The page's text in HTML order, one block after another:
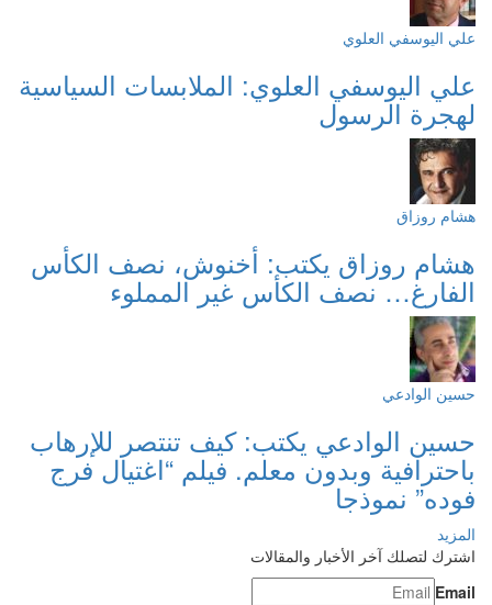
علي اليوسفي العلوي
علي اليوسفي العلوي: الملابسات السياسية
لهجرة الرسول
هشام روزاق
هشام روزاق يكتب: أخنوش، نصف الكأس
الفارغ… نصف الكأس غير المملوء
حسين الوادعي
حسين الوادعي يكتب: كيف تنتصر للإرهاب
باحترافية وبدون معلم. فيلم “اغتيال فرج
فوده” نموذجا
المزيد
اشترك لتصلك آخر الأخبار والمقالات
Email